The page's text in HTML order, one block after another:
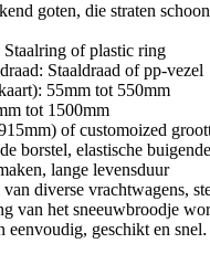
goten, die straten
of plastic ring
Staaldraad of pp-vezel
55mm tot 550mm
tot 1500mm
of customoized
borstel, elastische
lange levensduur
diverse vrachtwagens,
van het sneeuwbroodje
eenvoudig, geschikt en snel.